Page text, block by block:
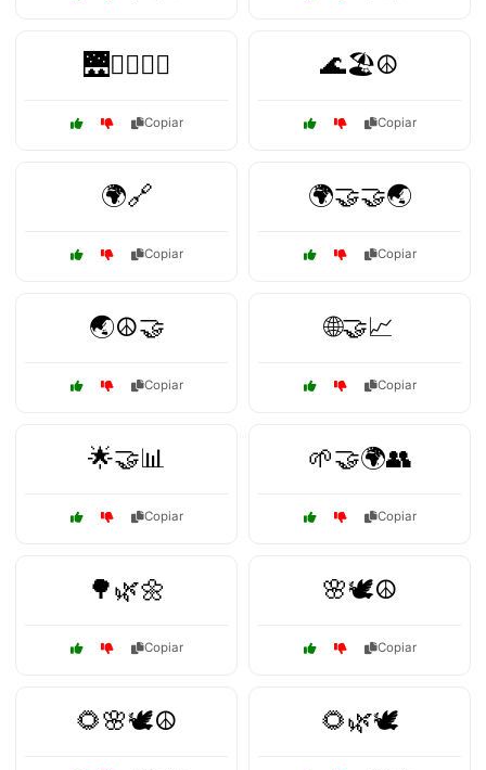
🌉🚶‍♂️🚶‍♀️
Copiar
🌊🏖️☮️
Copiar
🌍🔗
Copiar
🌍🤝🤝🌏
Copiar
🌏☮️🤝
Copiar
🌐🤝📈
Copiar
🌟🤝📊
Copiar
🌱🤝🌍👥
Copiar
🌳🌿🌼
Copiar
🌸🕊️☮️
Copiar
🌻🌸🕊️☮️ 🌻🌿🕊️